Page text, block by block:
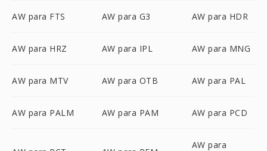
AW para FTS AW para G3 AW para HDR
AW para HRZ AW para IPL AW para MNG
AW para MTV AW para OTB AW para PAL
AW para PALM AW para PAM AW para PCD
AW para